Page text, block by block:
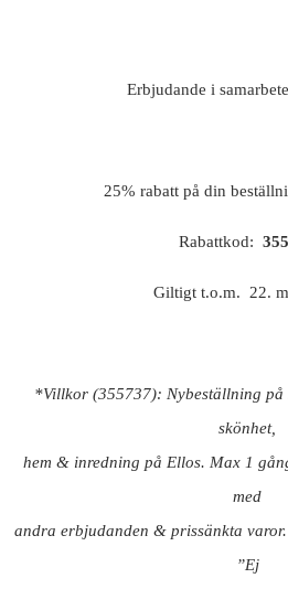
Erbjudande i
25% rabatt på din
Rabattkod:
Giltigt t.o.m. 22.
*Villkor (355737): Nybeställning på
skönhet,
hem & inredning på Ellos. Max 1
med
andra erbjudanden & prissänkta
”Ej